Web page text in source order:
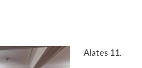
Alates 11.